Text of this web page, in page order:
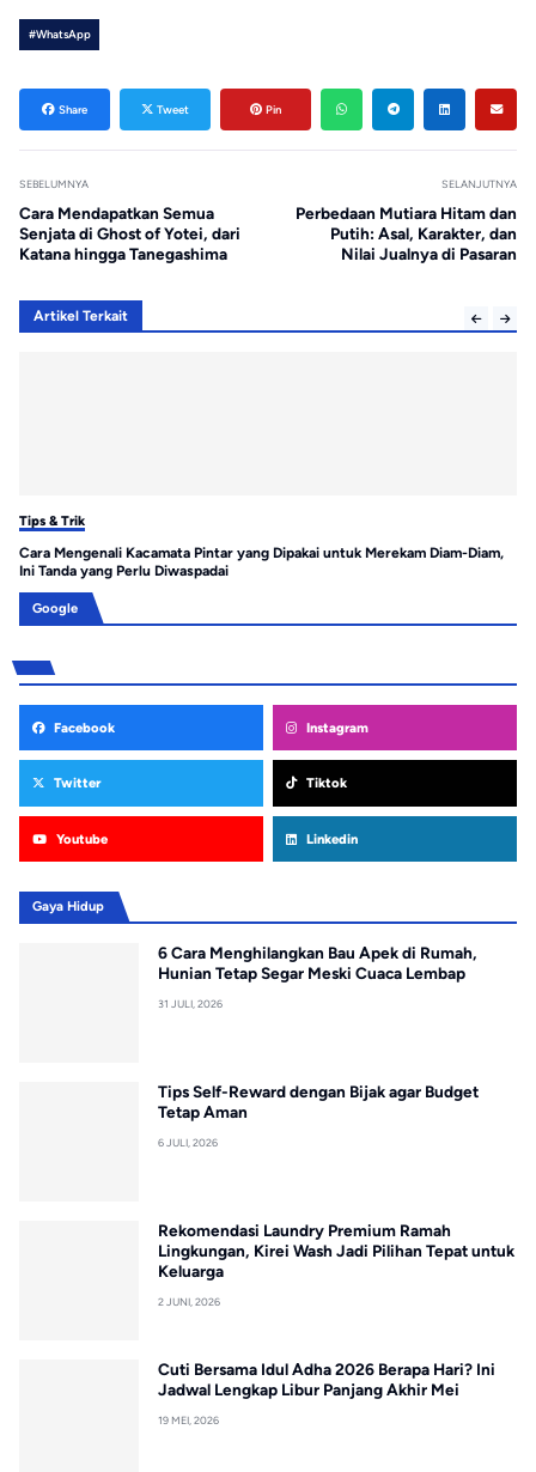
#WhatsApp
Share Tweet Pin
SEBELUMNYA
Cara Mendapatkan Semua
Senjata di Ghost of Yotei, dari
Katana hingga Tanegashima
SELANJUTNYA
Perbedaan Mutiara Hitam dan
Putih: Asal, Karakter, dan
Nilai Jualnya di Pasaran
Artikel Terkait
Tips & Trik
Cara Mengenali Kacamata Pintar yang Dipakai untuk Merekam Diam-Diam,
Ini Tanda yang Perlu Diwaspadai
Google
Facebook Instagram
Twitter Tiktok
Youtube Linkedin
Gaya Hidup
6 Cara Menghilangkan Bau Apek di Rumah,
Hunian Tetap Segar Meski Cuaca Lembap
31 JULI, 2026
Tips Self-Reward dengan Bijak agar Budget
Tetap Aman
6 JULI, 2026
Rekomendasi Laundry Premium Ramah
Lingkungan, Kirei Wash Jadi Pilihan Tepat untuk
Keluarga
2 JUNI, 2026
Cuti Bersama Idul Adha 2026 Berapa Hari? Ini
Jadwal Lengkap Libur Panjang Akhir Mei
19 MEI, 2026